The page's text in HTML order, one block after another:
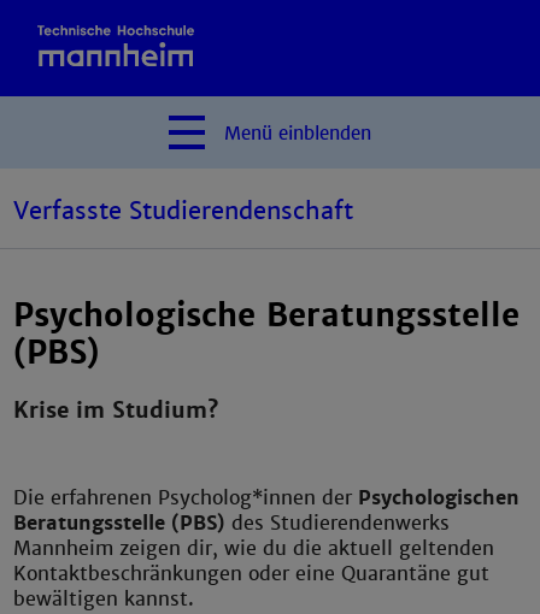
Menü einblenden
Verfasste Studierendenschaft
Psychologische Beratungsstelle
(PBS)
Krise im Studium?
Die erfahrenen Psycholog*innen der Psychologischen
Beratungsstelle (PBS) des Studierendenwerks
Mannheim zeigen dir, wie du die aktuell geltenden
Kontaktbeschränkungen oder eine Quarantäne gut
bewältigen kannst.